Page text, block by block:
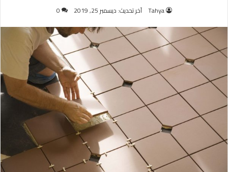
Tahya آخر تحديث: ديسمبر 25, 2019 0